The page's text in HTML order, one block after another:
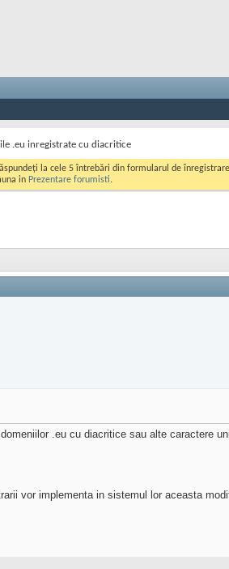
.eu inregistrate cu diacritice
la cele 5 întrebări din formularul de
in Prezentare forumisti.
.eu cu diacritice sau alte caractere
vor implementa in sistemul lor aceasta